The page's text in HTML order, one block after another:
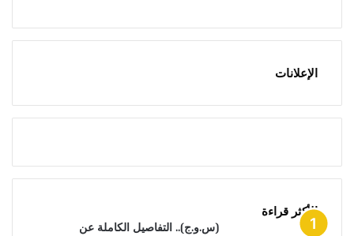
الإعلانات
الأكثر قراءة
(س.و.ج).. التفاصيل الكاملة عن